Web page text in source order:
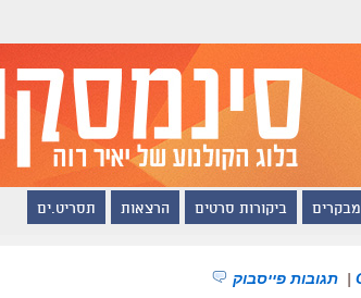
ביקורות סרטים הרצאות תסריט.ים
| תגובות פייסבוק